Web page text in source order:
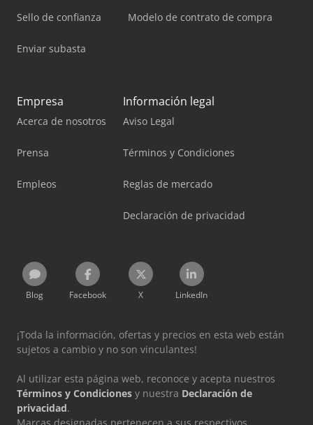
Sello de confianza
Enviar subasta
Modelo de contrato de compra
Empresa
Acerca de nosotros
Prensa
Empleos
Información legal
Aviso Legal
Términos y Condiciones
Reglas de mercado
Declaración de privacidad
Blog Facebook X LinkedIn
¡Toda la información, ofertas y precios en esta web están
sujetos a cambio y no son vinculantes!
Al utilizar esta página web, reconoce y acepta nuestros
Términos y Condiciones y nuestra Declaración de
privacidad.